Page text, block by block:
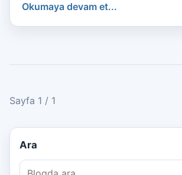
Okumaya devam et...
Sayfa 1 / 1
Ara